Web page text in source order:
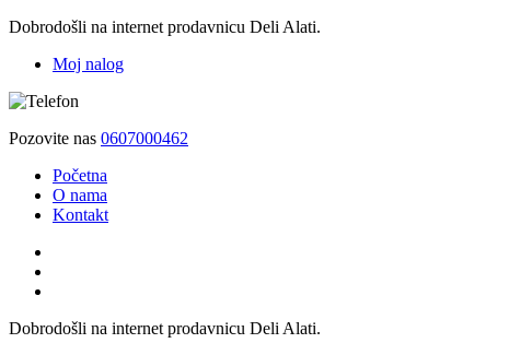
Dobrodošli na internet prodavnicu Deli Alati.
Moj nalog
Pozovite nas 0607000462
Početna
O nama
Kontakt
Dobrodošli na internet prodavnicu Deli Alati.